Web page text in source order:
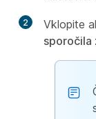
2 Vklopite
sporočila